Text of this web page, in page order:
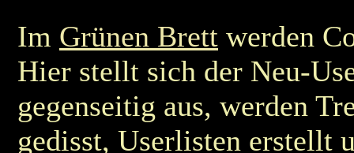
Im Grünen Brett werden
Hier stellt sich der Neu-
gegenseitig aus, werden
gedisst, Userlisten erstellt